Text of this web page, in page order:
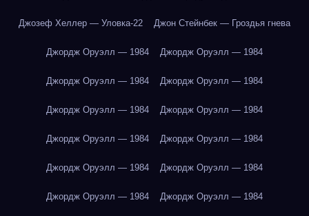
Джозеф Хеллер — Уловка-22 Джон Стейнбек — Гроздья гнева
Джордж Оруэлл — 1984 Джордж Оруэлл — 1984
Джордж Оруэлл — 1984 Джордж Оруэлл — 1984
Джордж Оруэлл — 1984 Джордж Оруэлл — 1984
Джордж Оруэлл — 1984 Джордж Оруэлл — 1984
Джордж Оруэлл — 1984 Джордж Оруэлл — 1984
Джордж Оруэлл — 1984 Джордж Оруэлл — 1984